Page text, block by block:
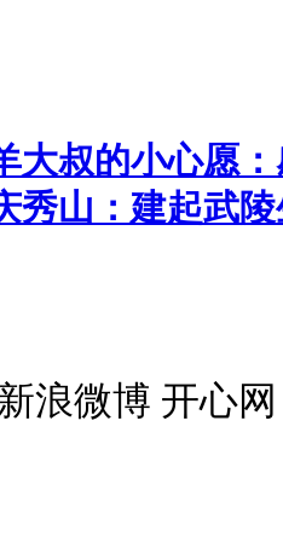
大叔的小心愿
秀山：建起武
浪微博 开心网